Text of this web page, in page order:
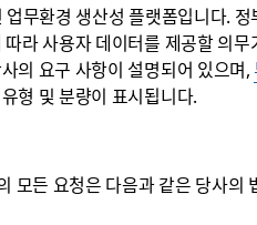
무환경 생산성 플랫폼입니다. 정
라 사용자 데이터를 제공할 의무
의 요구 사항이 설명되어 있으며,
형 및 분량이 표시됩니다.
모든 요청은 다음과 같은 당사의